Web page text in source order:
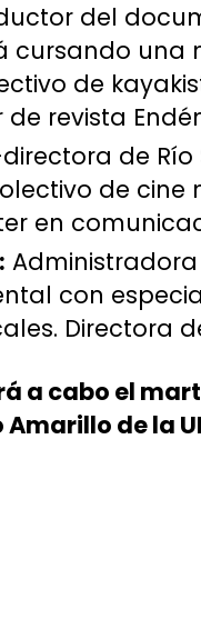
del
una
de
revista
de Río
de cine
en
con
Directora
a cabo el
de la